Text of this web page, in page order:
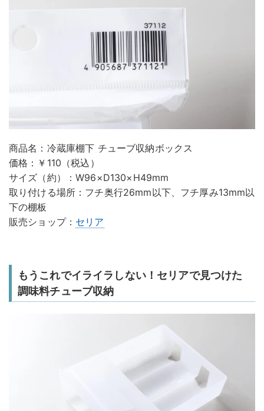
商品名：冷蔵庫棚下 チューブ収納ボックス
価格：￥110（税込）
サイズ（約）：W96×D130×H49mm
取り付ける場所：フチ奥行26mm以下、フチ厚み13mm以
下の棚板
販売ショップ： セリア
もうこれでイライラしない！セリアで見つけた
調味料チューブ収納